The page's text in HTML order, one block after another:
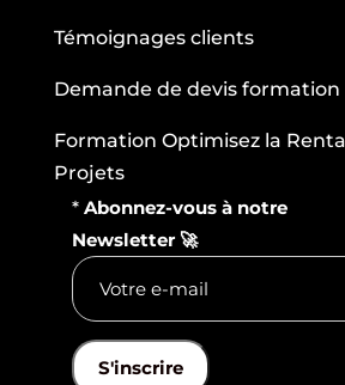
Témoignages clients
Demande de devis formation
Formation Optimisez la
Projets
* Abonnez-vous à notre
Newsletter 🚀
S'inscrire